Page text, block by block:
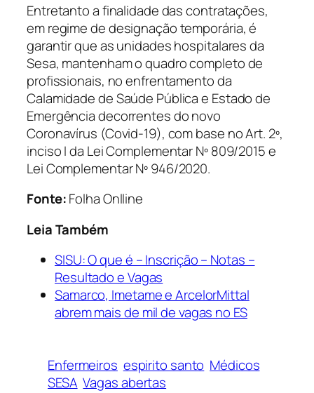
Entretanto a finalidade das contratações,
em regime de designação temporária, é
garantir que as unidades hospitalares da
Sesa, mantenham o quadro completo de
profissionais, no enfrentamento da
Calamidade de Saúde Pública e Estado de
Emergência decorrentes do novo
Coronavírus (Covid-19), com base no Art. 2º,
inciso I da Lei Complementar Nº 809/2015 e
Lei Complementar Nº 946/2020.
Fonte:Folha Onlline
Leia Também
SISU: O que é – Inscrição – Notas –
Resultado e Vagas
Samarco, Imetame e ArcelorMittal
abrem mais de mil de vagas no ES
Enfermeiros espirito santo Médicos
SESA Vagas abertas